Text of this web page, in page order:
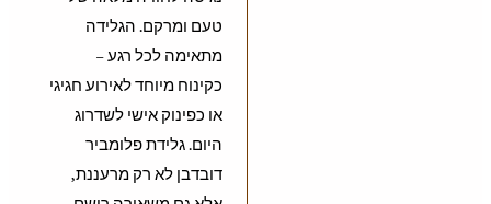
טעם ומרקם. הגלידה
מתאימה לכל רגע –
כקינוח מיוחד לאירוע חגיגי
או כפינוק אישי לשדרוג
היום. גלידת פלומביר
דובדבן לא רק מרעננת,